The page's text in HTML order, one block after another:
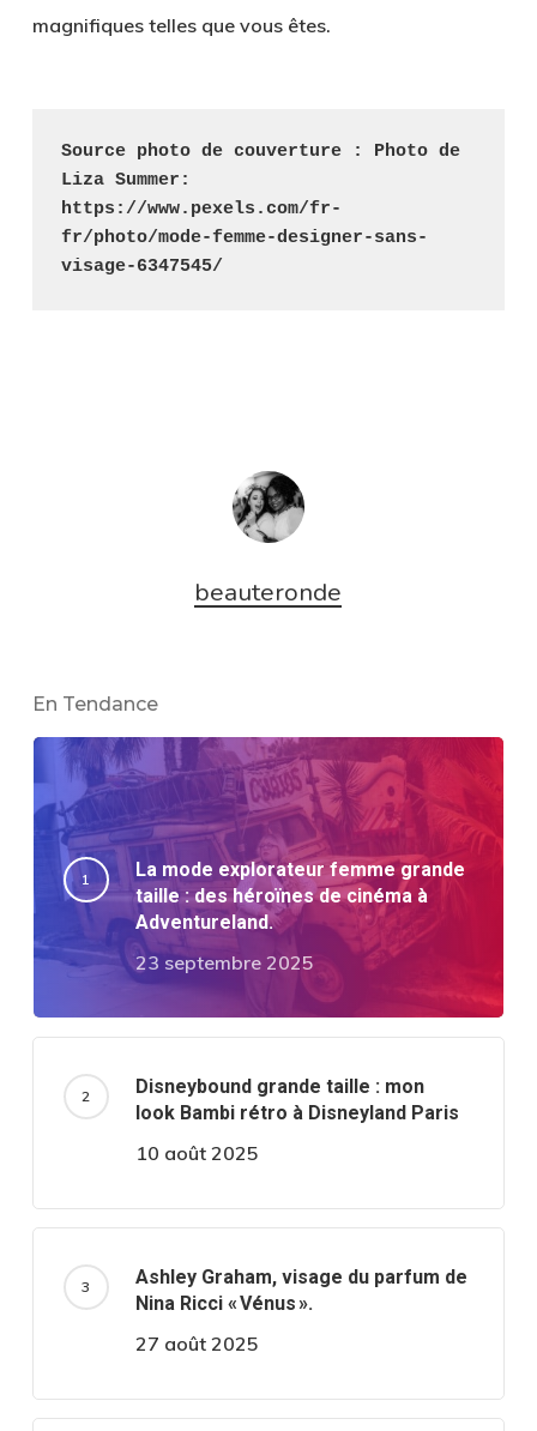
magnifiques telles que vous êtes.
Source photo de couverture : Photo de
Liza Summer:
https://www.pexels.com/fr-
fr/photo/mode-femme-designer-sans-
visage-6347545/
beauteronde
En Tendance
La mode explorateur femme grande
taille : des héroïnes de cinéma à
Adventureland.
23 septembre 2025
Disneybound grande taille : mon
look Bambi rétro à Disneyland Paris
10 août 2025
Ashley Graham, visage du parfum de
Nina Ricci « Vénus ».
27 août 2025